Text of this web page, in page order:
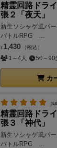
精霊回路ドラ
張２「夜天」
新生ソシャゲ風パ
バトルRPG ...
¥ 1,430 （税込）
1～4人 50～90
カ
（5.0
精霊回路ドラ
張３「神代」
新生ソシャゲ風パ
バトルRPG ...